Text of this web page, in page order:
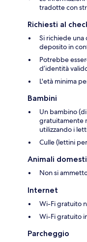
tradotte con
Richiesti al
Si richiede
deposito in
Potrebbe
d’identità
L'età minima
Bambini
Un bambino
gratuitamente
utilizzando i
Culle (lettini
Animali
Non si
Internet
Wi-Fi gratuito
Wi-Fi gratuito
Parcheggio